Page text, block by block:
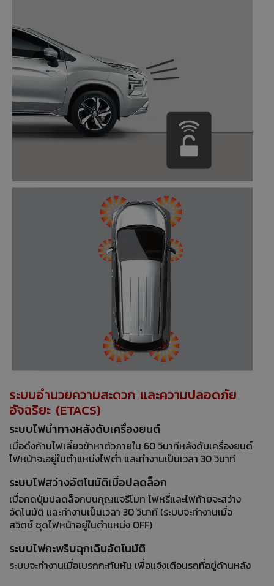
ระบบอำนวยความสะดวก และความปลอดภัย
อัจฉริยะ (ETACS)
ระบบไฟนำทางหลังดับเครื่องยนต์
เมื่อดึงก้านไฟเลี้ยวข้าหาตัวภายใน 60 วินาทีหลังดับเครื่องยนต์
ไฟหน้าจะอยู่ในตำแหน่งไฟต่ำ และทำงานเป็นเวลา 30 วินาที
ระบบไฟสว่างอัตโนมัติเมื่อปลดล็อก
เมื่อกดปุ่มปลดล็อกบนกุญแจรีโมท ไฟหรี่และไฟท้ายจะสว่าง
อัตโนมัติ และทำงานเป็นเวลา 30 วินาที (ระบบจะทำงานเมื่อ
สวิตช์ ชุดไฟหน้าอยู่ในตำแหน่ง OFF)
ระบบไฟกะพริบฉุกเฉินอัตโนมัติ
ระบบจะทํางานเมื่อเบรกกะทันหัน เพื่อแจ้งเตือนรถที่อยู่ด้านหลัง